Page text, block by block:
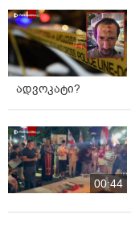
ადვოკატი?
00:44